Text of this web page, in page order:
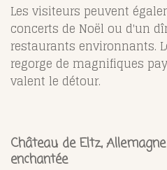
Les visiteurs peuvent
concerts de Noël ou d'un
restaurants environnants.
regorge de magnifiques
valent le détour.
Château de Eltz,
enchantée